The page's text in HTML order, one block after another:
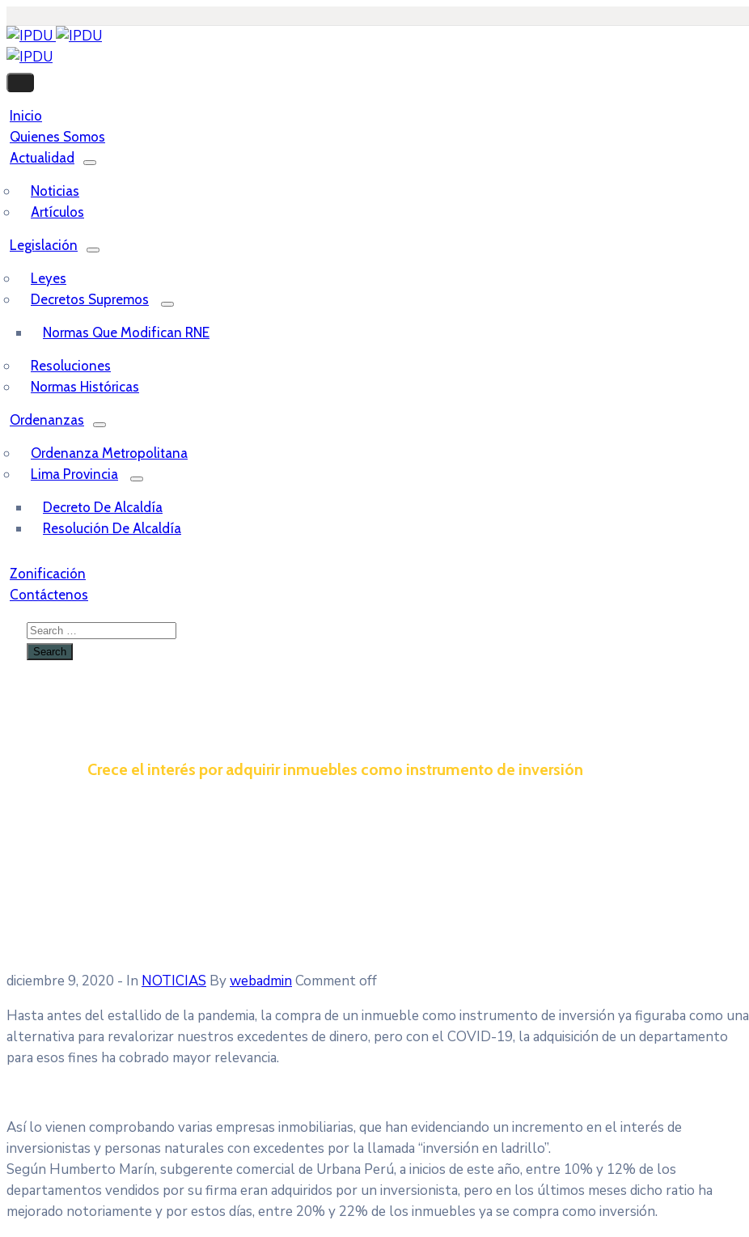
Inicio
Quienes Somos
Actualidad
Noticias
Artículos
Legislación
Leyes
Decretos Supremos
Normas Que Modifican RNE
Resoluciones
Normas Históricas
Ordenanzas
Ordenanza Metropolitana
Lima Provincia
Decreto De Alcaldía
Resolución De Alcaldía
Zonificación
Contáctenos
Crece el interés por adquirir inmuebles como instrumento de inversión
diciembre 9, 2020 - In NOTICIAS BywebadminComment off
Hasta antes del estallido de la pandemia, la compra de un inmueble como instrumento de inversión ya figuraba como una
alternativa para revalorizar nuestros excedentes de dinero, pero con el COVID-19, la adquisición de un departamento
para esos fines ha cobrado mayor relevancia.
Así lo vienen comprobando varias empresas inmobiliarias, que han evidenciando un incremento en el interés de
inversionistas y personas naturales con excedentes por la llamada “inversión en ladrillo”.
Según Humberto Marín, subgerente comercial de Urbana Perú, a inicios de este año, entre 10% y 12% de los
departamentos vendidos por su firma eran adquiridos por un inversionista, pero en los últimos meses dicho ratio ha
mejorado notoriamente y por estos días, entre 20% y 22% de los inmuebles ya se compra como inversión.